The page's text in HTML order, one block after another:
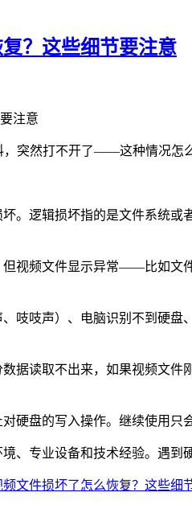
？这些细节要注意
注意
突然打不开了——这种情况怎
。逻辑损坏指的是文件系统
视频文件显示异常——比如文
吱吱声）、电脑识别不到硬
据读取不出来，如果视频文
硬盘的写入操作。继续使用只
、专业设备和技术经验。遇到
文件损坏了怎么恢复？这些细